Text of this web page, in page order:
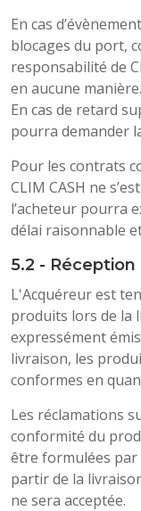
En cas
blocages du port,
responsabilité de
en aucune manière.
En cas de retard
pourra demander
Pour les contrats
CLIM CASH ne
l’acheteur pourra
délai raisonnable
5.2 - Réception
L'Acquéreur est
produits lors de la
expressément
livraison, les
conformes en
Les réclamations
conformité du
être formulées par
partir de la
ne sera acceptée.